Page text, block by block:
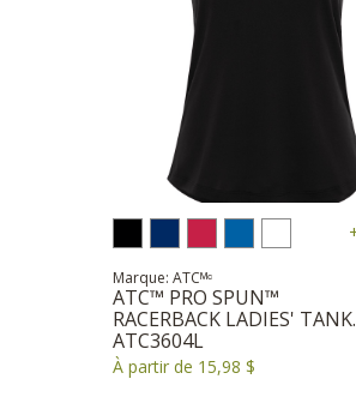
Marque: ATCᴹᶜ
ATC™ PRO SPUN™
RACERBACK LADIES' TANK.
ATC3604L
À partir de 15,98 $